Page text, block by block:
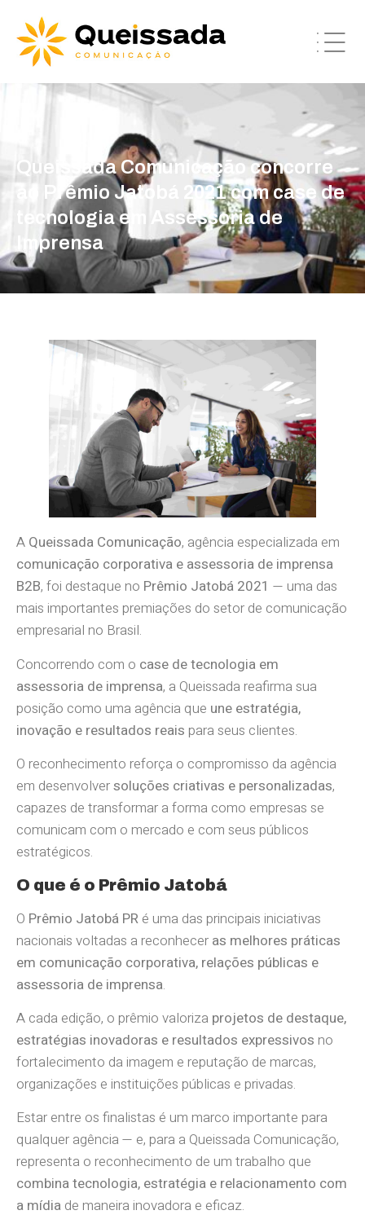
Queissada Comunicação concorre
ao Prêmio Jatobá 2021 com case de
tecnologia em Assessoria de
Imprensa
A Queissada Comunicação, agência especializada em
comunicação corporativa e assessoria de imprensa
B2B, foi destaque no Prêmio Jatobá 2021 — uma das
mais importantes premiações do setor de comunicação
empresarial no Brasil.
Concorrendo com o case de tecnologia em
assessoria de imprensa, a Queissada reafirma sua
posição como uma agência que une estratégia,
inovação e resultados reais para seus clientes.
O reconhecimento reforça o compromisso da agência
em desenvolversoluções criativas e personalizadas,
capazes de transformar a forma como empresas se
comunicam com o mercado e com seus públicos
estratégicos.
O que é o Prêmio Jatobá
O Prêmio Jatobá PR é uma das principais iniciativas
nacionais voltadas a reconhecer as melhores práticas
em comunicação corporativa, relações públicas e
assessoria de imprensa.
A cada edição, o prêmio valoriza projetos de destaque,
estratégias inovadoras e resultados expressivos no
fortalecimento da imagem e reputação de marcas,
organizações e instituições públicas e privadas.
Estar entre os finalistas é um marco importante para
qualquer agência — e, para a Queissada Comunicação,
representa o reconhecimento de um trabalho que
combina tecnologia, estratégia e relacionamento com
a mídia de maneira inovadora e eficaz.